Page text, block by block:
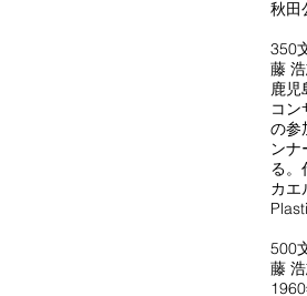
秋田
350
藤
鹿児
コ
の参
ン
る。
カエ
500
藤